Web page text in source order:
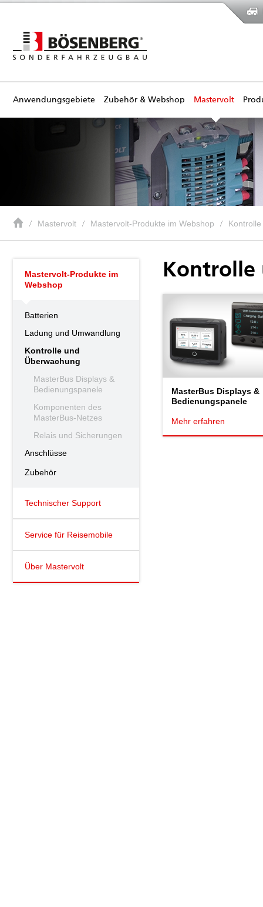
Anwendungsgebiete Zubehör & Webshop Mastervolt
Mastervolt Mastervolt-Produkte im Webshop
Mastervolt-Produkte im
Webshop
Batterien
Ladung und Umwandlung
Kontrolle und
Überwachung
MasterBus Displays &
Bedienungspanele
Komponenten des
MasterBus-Netzes
Relais und Sicherungen
Anschlüsse
Zubehör
Technischer Support
Service für Reisemobile
Über Mastervolt
Kontrolle
MasterBus Displays &
Bedienungspanele
Mehr erfahren